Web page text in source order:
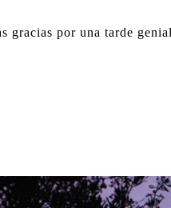
gracias por una tarde